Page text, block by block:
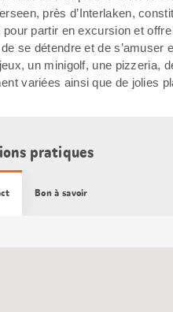
près d’Interlaken,
pour partir en excursion et
se détendre et de s’amuser
un minigolf, une pizzeria,
variées ainsi que de jolies
pratiques
Bon à savoir